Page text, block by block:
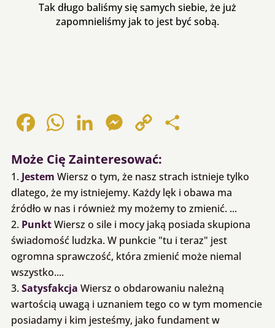
Tak długo baliśmy się samych siebie, że już
zapomnieliśmy jak to jest być sobą.
FacebookWhatsAppLinkedInMessenger
Copy
Może Cię Zainteresować:
Jestem Wiersz o tym, że nasz strach istnieje tylko
dlatego, że my istniejemy. Każdy lęk i obawa ma
źródło w nas i również my możemy to zmienić. ...
PunktWiersz o sile i mocy jaką posiada skupiona
świadomość ludzka. W punkcie "tu i teraz" jest
ogromna sprawczość, która zmienić może niemal
wszystko....
Satysfakcja Wiersz o obdarowaniu należną
wartością uwagą i uznaniem tego co w tym momencie
posiadamy i kim jesteśmy, jako fundament w